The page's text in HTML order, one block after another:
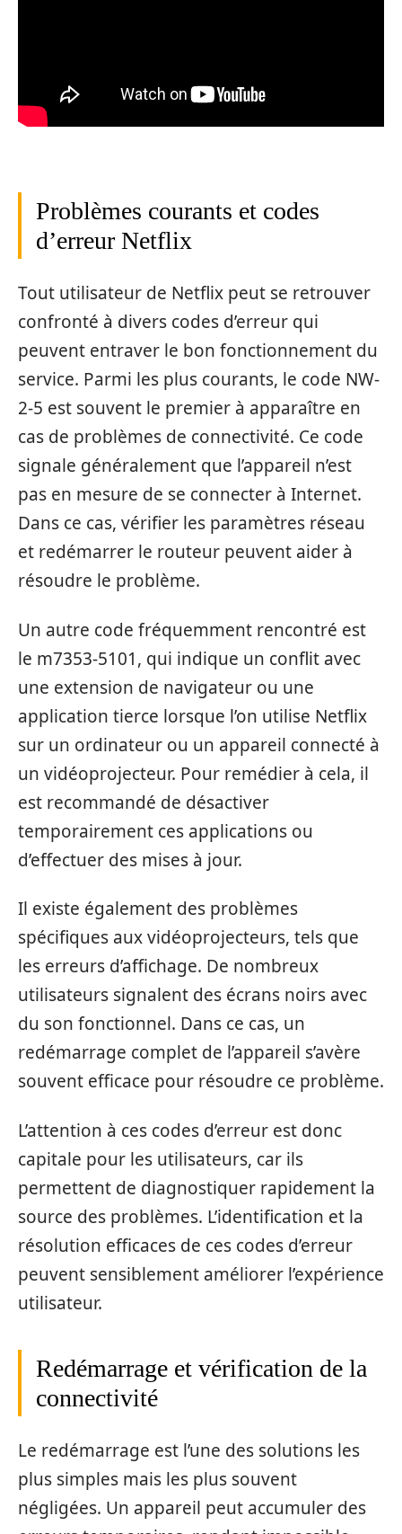
Problèmes courants et codes
d’erreur Netflix
Tout utilisateur de Netflix peut se retrouver
confronté à divers codes d’erreur qui
peuvent entraver le bon fonctionnement du
service. Parmi les plus courants, le code NW-
2-5 est souvent le premier à apparaître en
cas de problèmes de connectivité. Ce code
signale généralement que l’appareil n’est
pas en mesure de se connecter à Internet.
Dans ce cas, vérifier les paramètres réseau
et redémarrer le routeur peuvent aider à
résoudre le problème.
Un autre code fréquemment rencontré est
le m7353-5101, qui indique un conflit avec
une extension de navigateur ou une
application tierce lorsque l’on utilise Netflix
sur un ordinateur ou un appareil connecté à
un vidéoprojecteur. Pour remédier à cela, il
est recommandé de désactiver
temporairement ces applications ou
d’effectuer des mises à jour.
Il existe également des problèmes
spécifiques aux vidéoprojecteurs, tels que
les erreurs d’affichage. De nombreux
utilisateurs signalent des écrans noirs avec
du son fonctionnel. Dans ce cas, un
redémarrage complet de l’appareil s’avère
souvent efficace pour résoudre ce problème.
L’attention à ces codes d’erreur est donc
capitale pour les utilisateurs, car ils
permettent de diagnostiquer rapidement la
source des problèmes. L’identification et la
résolution efficaces de ces codes d’erreur
peuvent sensiblement améliorer l’expérience
utilisateur.
Redémarrage et vérification de la
connectivité
Le redémarrage est l’une des solutions les
plus simples mais les plus souvent
négligées. Un appareil peut accumuler des